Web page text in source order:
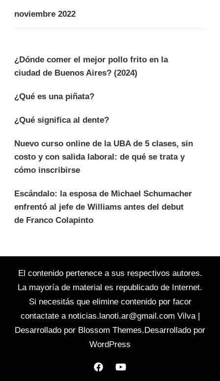
noviembre 2022
¿Dónde comer el mejor pollo frito en la
ciudad de Buenos Aires? (2024)
¿Qué es una piñata?
¿Qué significa al dente?
Nuevo curso online de la UBA de 5 clases, sin
costo y con salida laboral: de qué se trata y
cómo inscribirse
Escándalo: la esposa de Michael Schumacher
enfrentó al jefe de Williams antes del debut
de Franco Colapinto
El contenido pertenece a sus respectivos autores.
La mayoría de material es republicado de Internet.
Si necesitás que elimine contenido por facor
contactate a noticias.lanoti.ar@gmail.com Vilva |
Desarrollado por Blossom Themes.Desarrollado por
WordPress